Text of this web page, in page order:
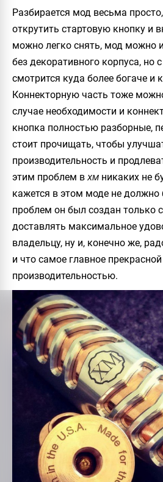
Разбирается мод весьма
открутить стартовую кнопку и
можно легко снять, мод можно
без декоративного корпуса, но
смотрится куда более богаче и
Коннекторную часть тоже
случае необходимости и
кнопка полностью разборные,
стоит прочищать, чтобы
производительность и
этим проблем в XM никаких не
кажется в этом моде не
проблем он был создан только
доставлять максимальное
владельцу, ну и, конечно же,
и что самое главное прекрасной
производительностью.